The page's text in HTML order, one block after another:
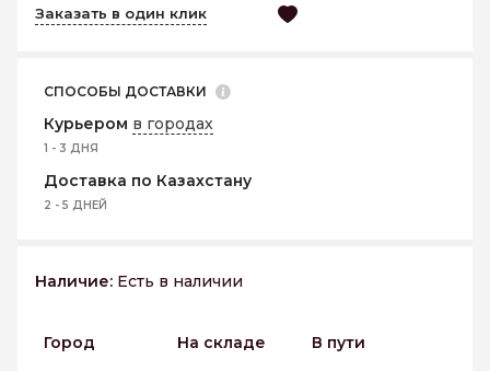
Заказать в один клик
СПОСОБЫ ДОСТАВКИ
Курьером в городах
1 - 3 ДНЯ
Доставка по Казахстану
2 - 5 ДНЕЙ
Наличие: Есть в наличии
Город На складе
В пути